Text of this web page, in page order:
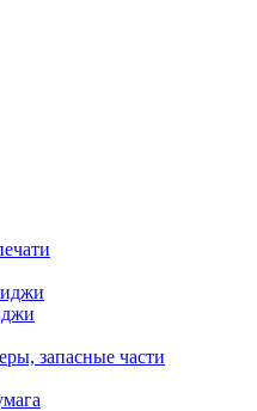
запасные части